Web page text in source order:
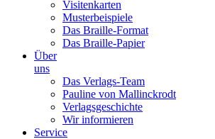
Visitenkarten
Musterbeispiele
Das Braille-Format
Das Braille-Papier
Über
uns
Das Verlags-Team
Pauline von Mallinckrodt
Verlagsgeschichte
Wir informieren
Service